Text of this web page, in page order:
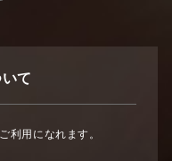
て
利用になれます。